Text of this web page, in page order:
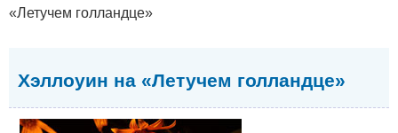
«Летучем голландце»
Хэллоуин на «Летучем голландце»